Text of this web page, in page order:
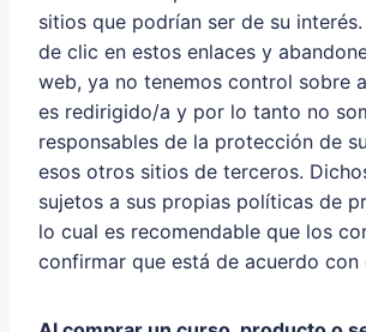
sitios que podrían ser de su
de clic en estos enlaces y
web, ya no tenemos control sobre
es redirigido/a y por lo tanto no
responsables de la protección de
esos otros sitios de terceros.
sujetos a sus propias políticas de
lo cual es recomendable que los
confirmar que está de acuerdo con